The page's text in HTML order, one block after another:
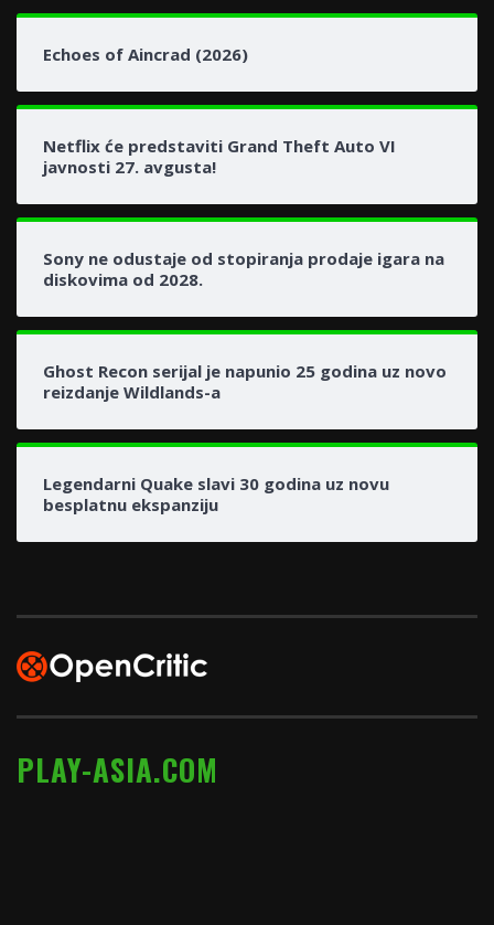
Echoes of Aincrad (2026)
Netflix će predstaviti Grand Theft Auto VI
javnosti 27. avgusta!
Sony ne odustaje od stopiranja prodaje igara na
diskovima od 2028.
Ghost Recon serijal je napunio 25 godina uz novo
reizdanje Wildlands-a
Legendarni Quake slavi 30 godina uz novu
besplatnu ekspanziju
PLAY-ASIA.COM